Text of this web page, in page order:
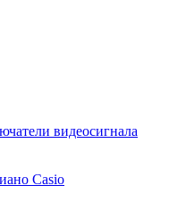
видеосигнала
Casio